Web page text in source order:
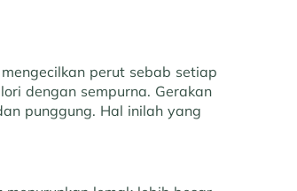
perut sebab setiap
dengan sempurna. Gerakan
punggung. Hal inilah yang